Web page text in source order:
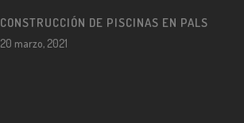
CONSTRUCCIÓN DE PISCINAS EN PALS
20 marzo, 2021